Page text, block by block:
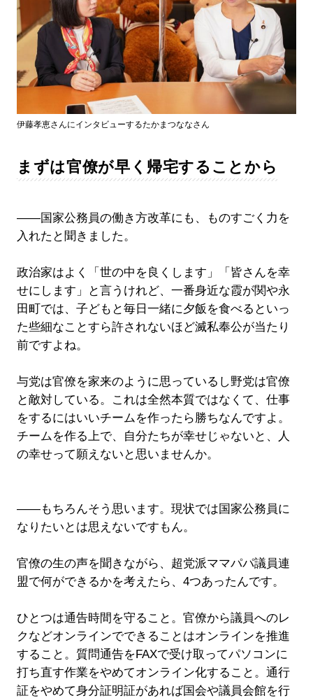
伊藤孝恵さんにインタビューするたかまつななさん
まずは官僚が早く帰宅することから
――国家公務員の働き方改革にも、ものすごく力を
入れたと聞きました。
政治家はよく「世の中を良くします」「皆さんを幸
せにします」と言うけれど、一番身近な霞が関や永
田町では、子どもと毎日一緒に夕飯を食べるといっ
た些細なことすら許されないほど滅私奉公が当たり
前ですよね。
与党は官僚を家来のように思っているし野党は官僚
と敵対している。これは全然本質ではなくて、仕事
をするにはいいチームを作ったら勝ちなんですよ。
チームを作る上で、自分たちが幸せじゃないと、人
の幸せって願えないと思いませんか。
――もちろんそう思います。現状では国家公務員に
なりたいとは思えないですもん。
官僚の生の声を聞きながら、超党派ママパパ議員連
盟で何ができるかを考えたら、4つあったんです。
ひとつは通告時間を守ること。官僚から議員へのレ
クなどオンラインでできることはオンラインを推進
すること。質問通告をFAXで受け取ってパソコンに
打ち直す作業をやめてオンライン化すること。通行
証をやめて身分証明証があれば国会や議員会館を行